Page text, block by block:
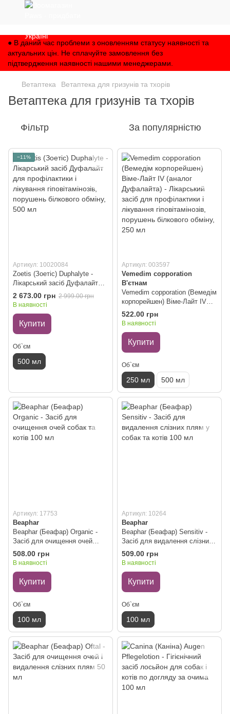
● В даний час проблеми з оновленням статусу наявності та
актуальних цін. Не сплачуйте замовлення без
підтвердження наявності нашими менеджерами.
Ветаптека Ветаптека для гризунів та тхорів
Ветаптека для гризунів та тхорів
Фільтр За популярністю
−11%
Артикул: 10020084
Zoetis (Зоетіс) Duphalyte -
Лікарський засіб Дуфалайт
для профілактики і лікування
гіповітамінозів, порушень
2 673.00 грн 2 999.00 грн
В наявності
Купити
Об`єм
500 мл
Артикул: 003597
Vemedim copporation
В'єтнам
Vemedim copporation (Вемедім
корпорейшен) Віме-Лайт IV
(аналог Дуфалайта) -
Лікарський засіб для
гіповітамінозів, порушень
білкового обміну, 250 мл
522.00 грн
В наявності
Купити
Об`єм
250 мл 500 мл
Артикул: 17753
Beaphar
Beaphar (Беафар) Organic -
Засіб для очищення очей
собак та котів 100 мл
508.00 грн
В наявності
Купити
Об`єм
100 мл
Артикул: 10264
Beaphar
Beaphar (Беафар) Sensitiv -
Засіб для видалення слізних
плям у собак та котів 100 мл
509.00 грн
В наявності
Купити
Об`єм
100 мл